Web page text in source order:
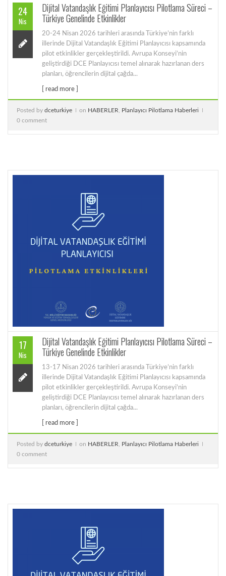
24
Nis
Dijital Vatandaşlık Eğitimi Planlayıcısı Pilotlama Süreci –
Türkiye Genelinde Etkinlikler
20-24 Nisan 2026 tarihleri arasında Türkiye’nin farklı
illerinde Dijital Vatandaşlık Eğitimi Planlayıcısı kapsamında
pilot etkinlikler gerçekleştirildi. Avrupa Konseyi’nin
geliştirdiği DCE Planlayıcısı temel alınarak hazırlanan ders
planları, öğrencilerin dijital çağda...
[ read more ]
Posted by dceturkiye on HABERLER
Planlayıcı Pilotlama Haberleri
0 comment
17
Nis
Dijital Vatandaşlık Eğitimi Planlayıcısı Pilotlama Süreci –
Türkiye Genelinde Etkinlikler
13-17 Nisan 2026 tarihleri arasında Türkiye’nin farklı
illerinde Dijital Vatandaşlık Eğitimi Planlayıcısı kapsamında
pilot etkinlikler gerçekleştirildi. Avrupa Konseyi’nin
geliştirdiği DCE Planlayıcısı temel alınarak hazırlanan ders
planları, öğrencilerin dijital çağda...
[ read more ]
Posted by dceturkiye on HABERLER
Planlayıcı Pilotlama Haberleri
0 comment